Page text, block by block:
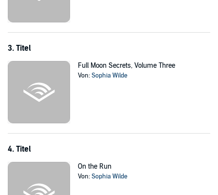
3. Titel
Full Moon Secrets, Volume Three
Von:Sophia Wilde
4. Titel
On the Run
Von:Sophia Wilde